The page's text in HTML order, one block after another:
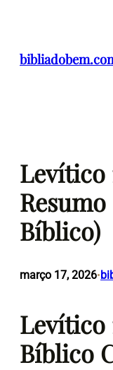
conteúdo
Levítico
Bíblico)
março 17, 2026•
Levítico
Bíblico